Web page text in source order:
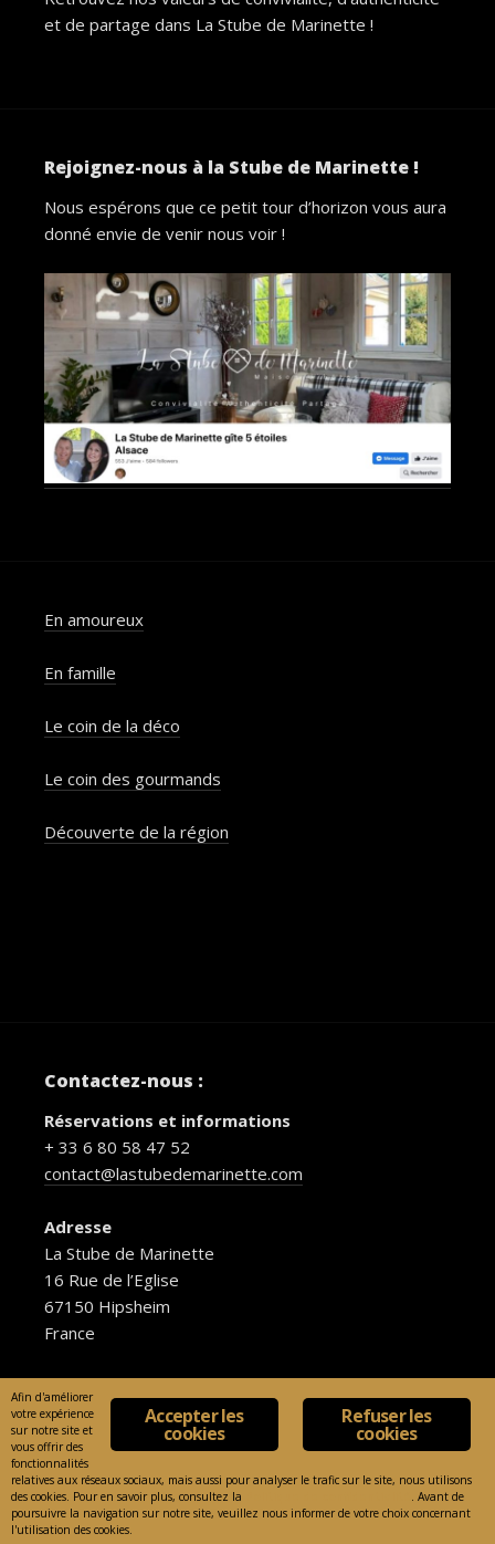
et de partage dans La Stube de Marinette !
Rejoignez-nous à la Stube de Marinette !
Nous espérons que ce petit tour d’horizon vous aura
donné envie de venir nous voir !
En amoureux
En famille
Le coin de la déco
Le coin des gourmands
Découverte de la région
Contactez-nous :
Réservations et informations
+ 33 6 80 58 47 52
contact@lastubedemarinette.com
Adresse
La Stube de Marinette
16 Rue de l’Eglise
67150 Hipsheim
France
La Stube de Marinette -CGV
Refuser les
cookies
Accepter les
cookies
Afin d'améliorer
votre expérience
sur notre site et
vous offrir des
fonctionnalités
relatives aux réseaux sociaux, mais aussi pour analyser le trafic sur le site, nous utilisons
des cookies. Pour en savoir plus, consultez la
. Avant de
poursuivre la navigation sur notre site, veuillez nous informer de votre choix concernant
l'utilisation des cookies.